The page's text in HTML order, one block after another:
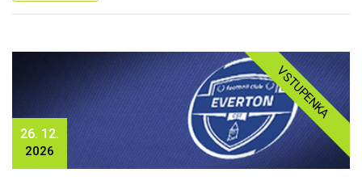
VSTUPENKA
26. 12.
2026